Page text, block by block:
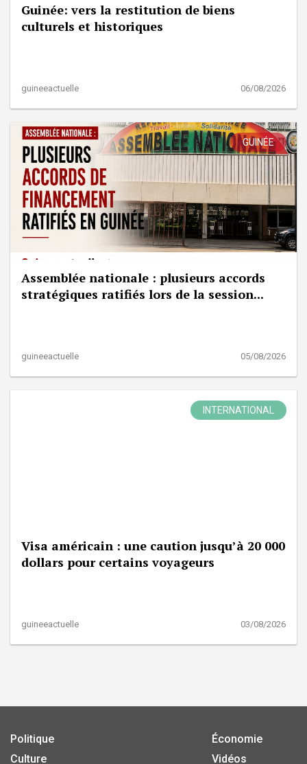
Guinée: vers la restitution de biens
culturels et historiques
guineeactuelle 06/08/2026
GUINÉE
Assemblée nationale : plusieurs accords
stratégiques ratifiés lors de la session...
guineeactuelle 05/08/2026
INTERNATIONAL
Visa américain : une caution jusqu’à 20 000
dollars pour certains voyageurs
guineeactuelle 03/08/2026
Politique
Culture
Économie
Vidéos